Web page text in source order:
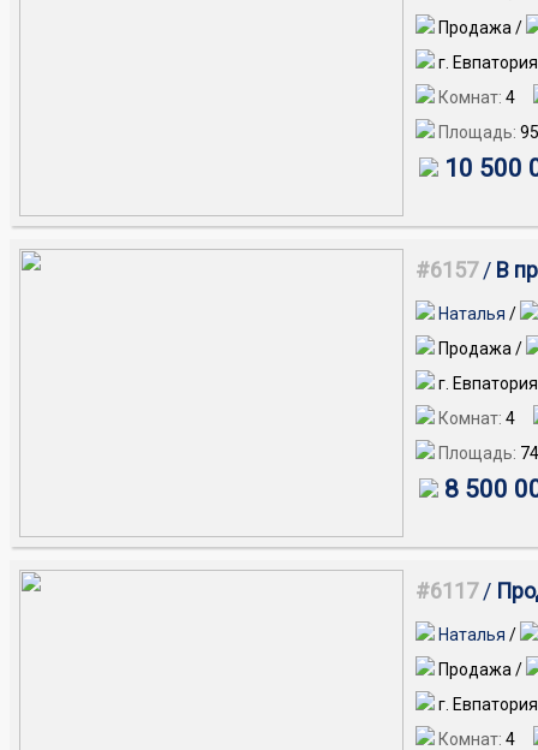
Продажа /
г.
Комнат: 4
Площадь: 95
10 500
#6157/ В
Наталья /
Продажа /
г.
Комнат: 4
Площадь: 74
8 500
#6117/
Наталья /
Продажа /
г.
Комнат: 4